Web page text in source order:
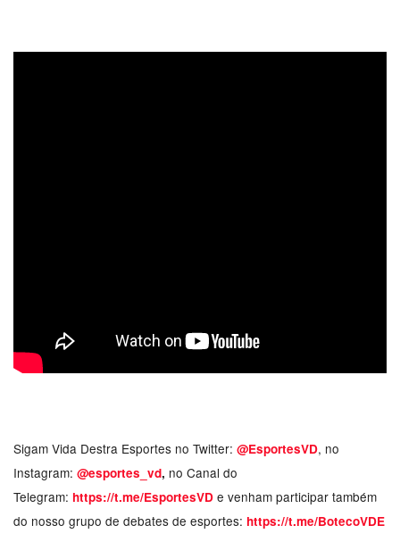
Sigam Vida Destra Esportes no Twitter: @EsportesVD, no
Instagram: @esportes_vd, no Canal do
Telegram: https://t.me/EsportesVD e venham participar também
do nosso grupo de debates de esportes: https://t.me/BotecoVDE